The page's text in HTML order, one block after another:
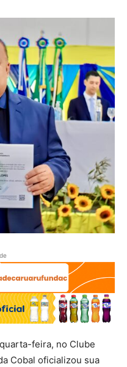
feira, no Clube
Cobal oficializou sua